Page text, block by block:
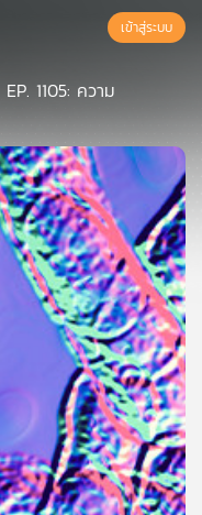
เข้าสู่ระบบ
EP. 1105: ความ